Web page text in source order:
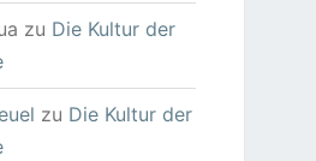
zu Die Kultur der
zu Die Kultur der